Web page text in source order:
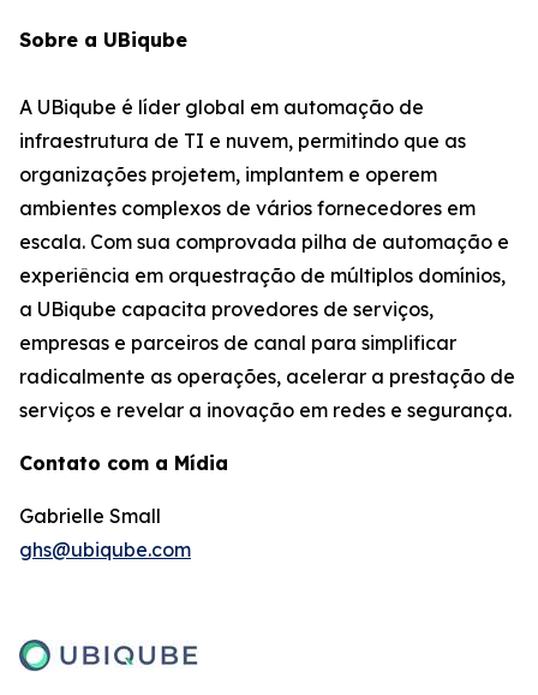
Sobre a UBiqube
A UBiqube é líder global em automação de
infraestrutura de TI e nuvem, permitindo que as
organizações projetem, implantem e operem
ambientes complexos de vários fornecedores em
escala. Com sua comprovada pilha de automação e
experiência em orquestração de múltiplos domínios,
a UBiqube capacita provedores de serviços,
empresas e parceiros de canal para simplificar
radicalmente as operações, acelerar a prestação de
serviços e revelar a inovação em redes e segurança.
Contato com a Mídia
Gabrielle Small
ghs@ubiqube.com